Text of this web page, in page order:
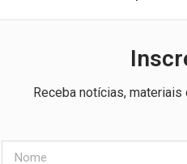
Receba notícias,